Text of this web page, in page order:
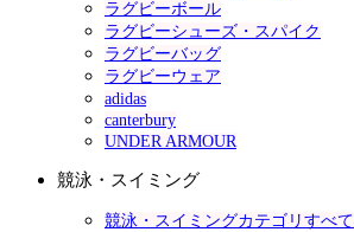
ラグビーボール
ラグビーシューズ・スパイク
ラグビーバッグ
ラグビーウェア
adidas
canterbury
UNDER ARMOUR
競泳・スイミング
競泳・スイミングカテゴリすべて